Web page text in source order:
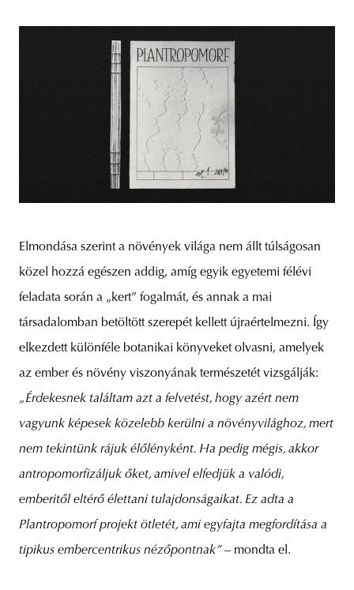
Elmondása szerint a növények világa nem állt túlságosan
közel hozzá egészen addig, amíg egyik egyetemi félévi
feladata során a „kert” fogalmát, és annak a mai
társadalomban betöltött szerepét kellett újraértelmezni. Így
elkezdett különféle botanikai könyveket olvasni, amelyek
az ember és növény viszonyának természetét vizsgálják:
„Érdekesnek találtam azt a felvetést, hogy azért nem
vagyunk képesek közelebb kerülni a növényvilághoz, mert
nem tekintünk rájuk élőlényként. Ha pedig mégis, akkor
antropomorfizáljuk őket, amivel elfedjük a valódi,
emberitől eltérő élettani tulajdonságaikat. Ez adta a
Plantropomorf projekt ötletét, ami egyfajta megfordítása a
tipikus embercentrikus nézőpontnak”– mondta el.